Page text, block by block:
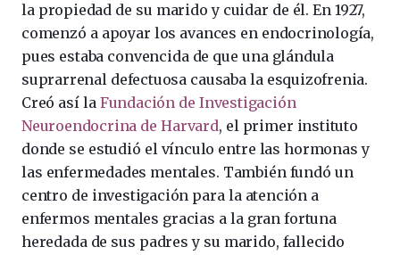
la propiedad de su marido y cuidar de él. En 1927,
comenzó a apoyar los avances en endocrinología,
pues estaba convencida de que una glándula
suprarrenal defectuosa causaba la esquizofrenia.
Creó así la Fundación de Investigación
Neuroendocrina de Harvard, el primer instituto
donde se estudió el vínculo entre las hormonas y
las enfermedades mentales. También fundó un
centro de investigación para la atención a
enfermos mentales gracias a la gran fortuna
heredada de sus padres y su marido, fallecido